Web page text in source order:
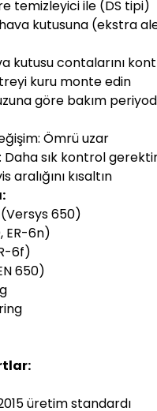
temizleyici ile (DS tipi)
kutusuna (ekstra
kutusu contalarını
kuru monte edin
göre bakım
Ömrü uzar
Daha sık kontrol
aralığını kısaltın
650)
ER-6n)
6f)
650)
üretim standardı